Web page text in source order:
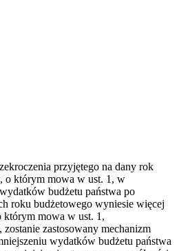
przyjętego na dany rok
o którym mowa w ust. 1, w
budżetu państwa po
roku budżetowego wyniesie więcej
mowa w ust. 1,
zastosowany mechanizm
wydatków budżetu państwa